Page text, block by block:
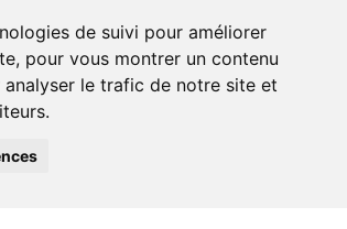
de suivi pour améliorer
pour vous montrer un contenu
le trafic de notre site et